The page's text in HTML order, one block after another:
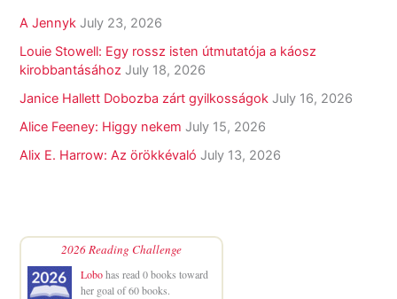
A Jennyk July 23, 2026
Louie Stowell: Egy ​rossz isten útmutatója a káosz
kirobbantásához July 18, 2026
Janice Hallett Dobozba zárt gyilkosságok July 16, 2026
Alice Feeney: Higgy nekem July 15, 2026
Alix E. Harrow: Az örökkévaló July 13, 2026
2026 Reading Challenge
Lobohas read 0 books toward
her goal of 60 books.